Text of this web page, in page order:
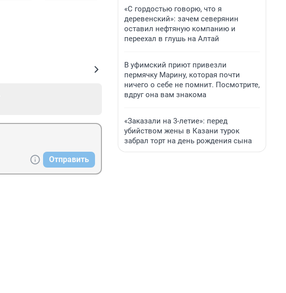
Отправить
«С гордостью говорю, что я
деревенский»: зачем северянин
оставил нефтяную компанию и
переехал в глушь на Алтай
В уфимский приют привезли
пермячку Марину, которая почти
ничего о себе не помнит. Посмотрите,
вдруг она вам знакома
«Заказали на 3-летие»: перед
убийством жены в Казани турок
забрал торт на день рождения сына